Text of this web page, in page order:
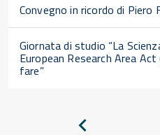
Convegno in ricordo di Piero
Giornata di studio “La
European Research Area
fare”